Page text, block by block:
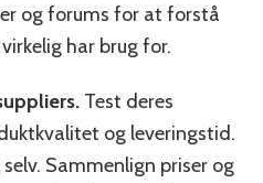
og forums for at forstå
har brug for.
Test deres
og leveringstid.
Sammenlign priser og